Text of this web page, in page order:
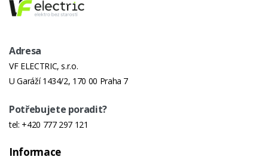
Adresa
VF ELECTRIC, s.r.o.
U Garáží 1434/2, 170 00 Praha 7
Potřebujete poradit?
tel: +420 777 297 121
Informace